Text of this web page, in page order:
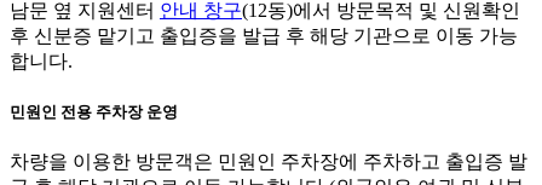
남문 옆 지원센터 안내 창구(12동)에서 방문목적 및 신원확인
후 신분증 맡기고 출입증을 발급 후 해당 기관으로 이동 가능
합니다.
민원인 전용 주차장 운영
차량을 이용한 방문객은 민원인 주차장에 주차하고 출입증 발